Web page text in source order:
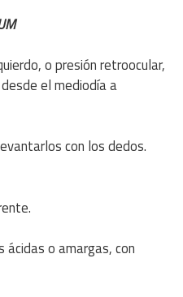
o presión retroocular,
el mediodía a
con los dedos.
ácidas o amargas, con